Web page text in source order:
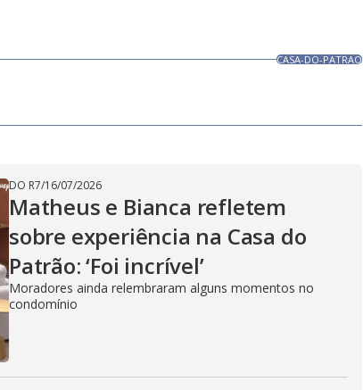
CASA-DO-PATRAO
DO R7/16/07/2026
Matheus e Bianca refletem
sobre experiência na Casa do
Patrão: ‘Foi incrível’
Moradores ainda relembraram alguns momentos no
condomínio